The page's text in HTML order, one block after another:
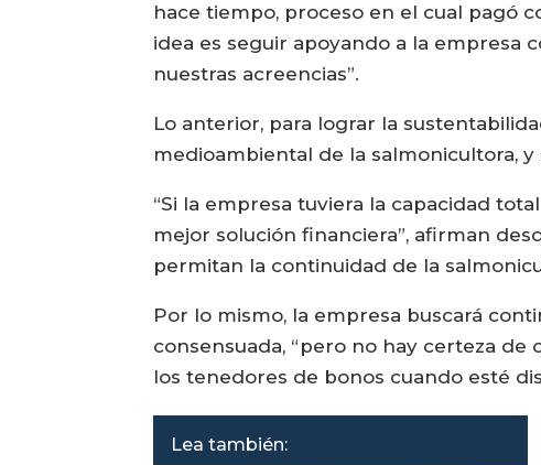
hace tiempo, proceso en el cual pagó
idea es seguir apoyando a la empresa
nuestras acreencias”.
Lo anterior, para lograr la
medioambiental de la salmonicultora,
“Si la empresa tuviera la capacidad
mejor solución financiera”, afirman
permitan la continuidad de la
Por lo mismo, la empresa buscará
consensuada, “pero no hay certeza
los tenedores de bonos cuando esté
Lea también: